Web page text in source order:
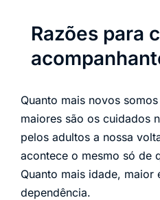
Razões para
Quanto mais novos
maiores são os cuidados
pelos adultos a nossa
acontece o mesmo só de
Quanto mais idade, maior
dependência.